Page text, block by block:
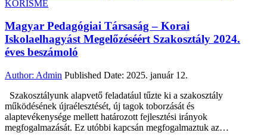
KORISME
Magyar Pedagógiai Társaság – Korai
Iskolaelhagyást Megelőzéséért Szakosztály 2024.
éves beszámoló
Author: Admin Published Date: 2025. január 12.
Szakosztályunk alapvető feladatául tűzte ki a szakosztály
működésének újraélesztését, új tagok toborzását és
alaptevékenysége mellett határozott fejlesztési irányok
megfogalmazását. Ez utóbbi kapcsán megfogalmaztuk az…